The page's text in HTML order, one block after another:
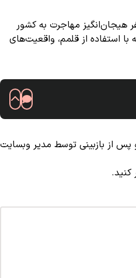
مهاجرت به کشور
استفاده از قلمم، واقعیت‌های
از بازبینی توسط مدیر وبسایت
کنید.